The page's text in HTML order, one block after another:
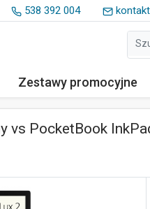
538 392 004
Zestawy promocyjne
vs PocketBook